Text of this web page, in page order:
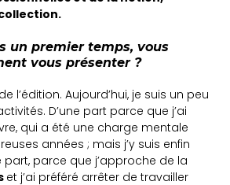
un premier temps, vous
vous présenter ?
l’édition. Aujourd’hui, je suis un peu
D’une part parce que j’ai
qui a été une charge mentale
années ; mais j’y suis enfin
part, parce que j’approche de la
et j’ai préféré arrêter de travailler